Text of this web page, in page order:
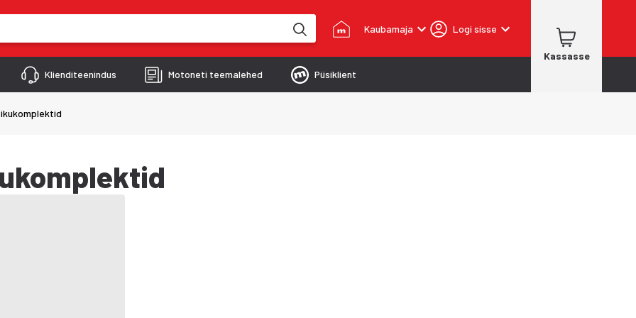
Kaubamaja Logi sisse
Kassasse
Klienditeenindus Motoneti teemalehed Püsiklient